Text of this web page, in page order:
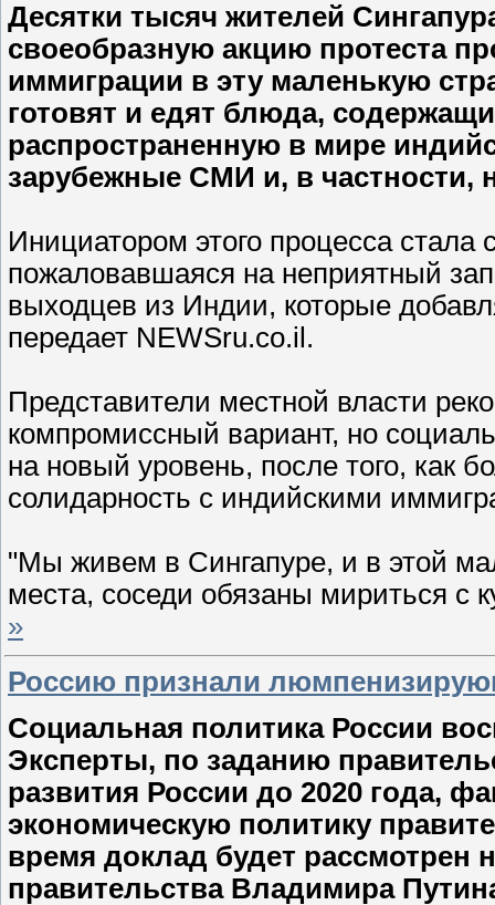
Десятки тысяч жителей
своеобразную акцию протеста
иммиграции в эту маленькую
готовят и едят блюда,
распространенную в мире
зарубежные СМИ и, в частности,
Инициатором этого процесса стала
пожаловавшаяся на неприятный
выходцев из Индии, которые
передает NEWSru.co.il.
Представители местной власти
компромиссный вариант, но
на новый уровень, после того, как
солидарность с индийскими
"Мы живем в Сингапуре, и в этой
места, соседи обязаны мириться с
»
Россию признали
Социальная политика России
Эксперты, по заданию
развития России до 2020 года,
экономическую политику
время доклад будет рассмотрен
правительства Владимира